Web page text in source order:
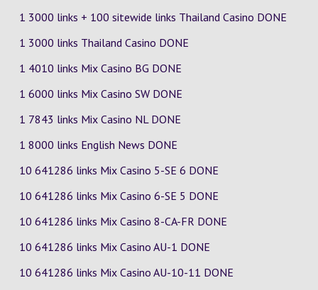
1 3000 links + 100 sitewide links Thailand Casino DONE
1 3000 links Thailand Casino DONE
1 4010 links Mix Casino BG DONE
1 6000 links Mix Casino SW DONE
1 7843 links Mix Casino NL DONE
1 8000 links English News DONE
10 641286 links Mix Casino 5-SE 6 DONE
10 641286 links Mix Casino 6-SE 5 DONE
10 641286 links Mix Casino 8-CA-FR DONE
10 641286 links Mix Casino AU-1 DONE
10 641286 links Mix Casino AU-10-11 DONE